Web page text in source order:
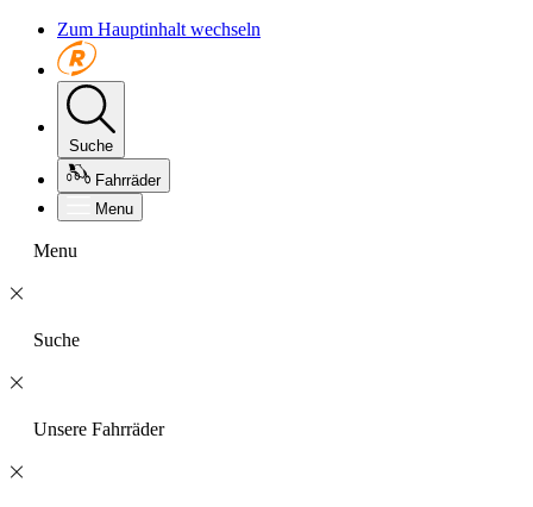
Zum Hauptinhalt wechseln
Suche
Fahrräder
Menu
Menu
Suche
Unsere Fahrräder